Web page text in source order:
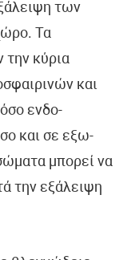
των
Τα
την κύρια
και
ενδο-
και σε εξω-
μπορεί να
την εξάλειψη